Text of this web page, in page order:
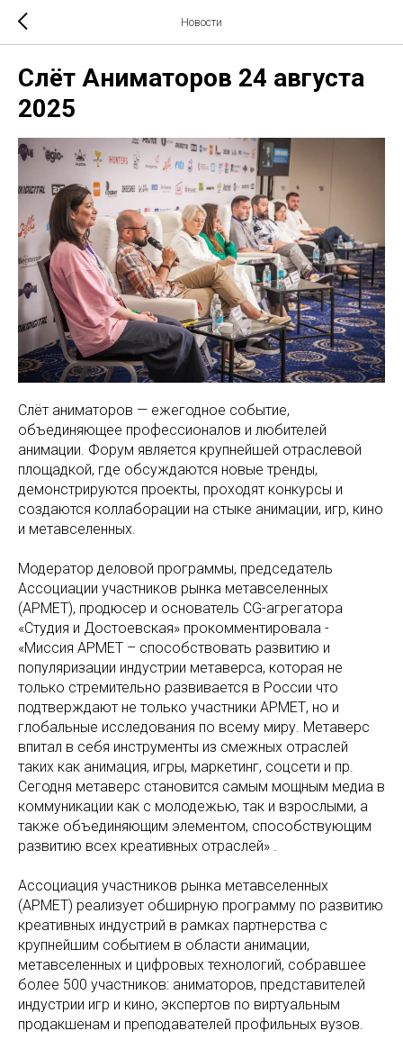
Новости
Слёт Аниматоров 24 августа
2025
Слёт аниматоров — ежегодное событие,
объединяющее профессионалов и любителей
анимации. Форум является крупнейшей отраслевой
площадкой, где обсуждаются новые тренды,
демонстрируются проекты, проходят конкурсы и
создаются коллаборации на стыке анимации, игр, кино
и метавселенных.
Модератор деловой программы, председатель
Ассоциации участников рынка метавселенных
(АРМЕТ), продюсер и основатель CG-агрегатора
«Студия и Достоевская» прокомментировала -
«Миссия АРМЕТ – способствовать развитию и
популяризации индустрии метаверса, которая не
только стремительно развивается в России что
подтверждают не только участники АРМЕТ, но и
глобальные исследования по всему миру. Метаверс
впитал в себя инструменты из смежных отраслей
таких как анимация, игры, маркетинг, соцсети и пр.
Сегодня метаверс становится самым мощным медиа в
коммуникации как с молодежью, так и взрослыми, а
также объединяющим элементом, способствующим
развитию всех креативных отраслей» .
Ассоциация участников рынка метавселенных
(АРМЕТ) реализует обширную программу по развитию
креативных индустрий в рамках партнерства с
крупнейшим событием в области анимации,
метавселенных и цифровых технологий, собравшее
более 500 участников: аниматоров, представителей
индустрии игр и кино, экспертов по виртуальным
продакшенам и преподавателей профильных вузов.